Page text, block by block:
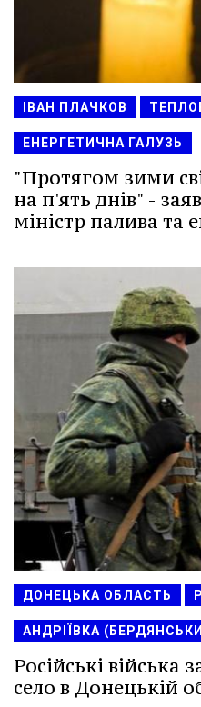
ІВАН ПЛАЧКОВ
ЕНЕРГЕТИЧНА ГАЛУЗЬ
"Протягом зими
на п'ять днів" -
міністр палива та
ДОНЕЦЬКА ОБЛАСТЬ
АНДРІЇВКА
Російські війська
село в Донецькій